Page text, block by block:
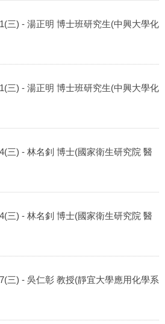
三) - 湯正明 博士班研究生(中興大學化
三) - 湯正明 博士班研究生(中興大學化
三) - 林名釗 博士(國家衛生研究院 醫
三) - 林名釗 博士(國家衛生研究院 醫
三) - 吳仁彰 教授(靜宜大學應用化學系